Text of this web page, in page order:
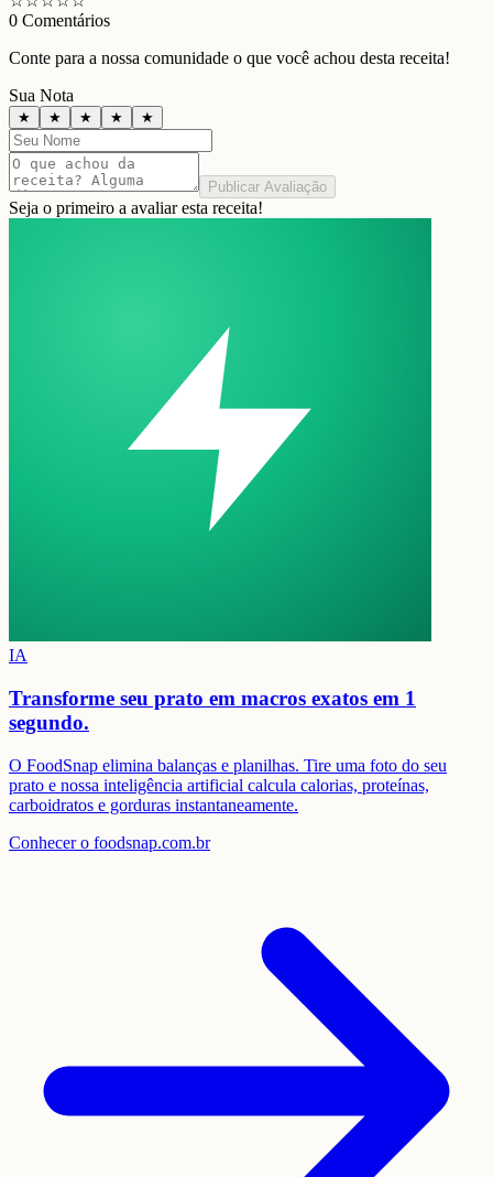
0 Comentários
Conte para a nossa comunidade o que você achou desta receita!
Sua Nota
★ ★ ★ ★ ★
Publicar Avaliação
Seja o primeiro a avaliar esta receita!
IA
Transforme seu prato em macros exatos em 1
segundo.
O FoodSnap elimina balanças e planilhas. Tire uma foto do seu
prato e nossa inteligência artificial calcula calorias, proteínas,
carboidratos e gorduras instantaneamente.
Conhecer o foodsnap.com.br